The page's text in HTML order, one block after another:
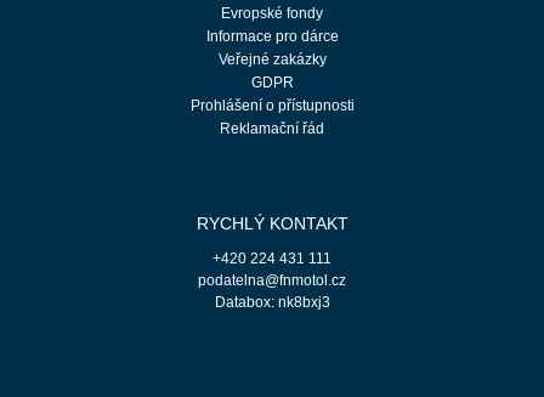
Evropské fondy
Informace pro dárce
Veřejné zakázky
GDPR
Prohlášení o přístupnosti
Reklamační řád
RYCHLÝ KONTAKT
+420 224 431 111
podatelna@fnmotol.cz
Databox: nk8bxj3